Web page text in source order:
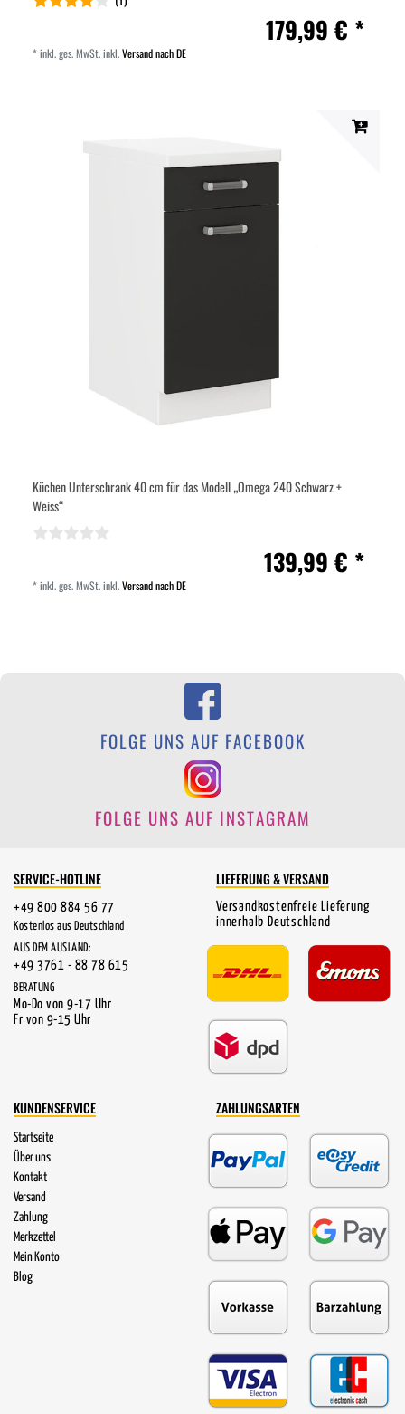
179,99 € *
*inkl. ges. MwSt.inkl.Versand nach DE
Küchen Unterschrank 40 cm für das Modell „Omega 240 Schwarz +
Weiss“
139,99 € *
*inkl. ges. MwSt.inkl.Versand nach DE
FOLGE UNS AUF FACEBOOK
FOLGE UNS AUF INSTAGRAM
SERVICE-HOTLINE
+49 800 884 56 77
Kostenlos aus Deutschland
AUS DEM AUSLAND:
+49 3761 - 88 78 615
BERATUNG
Mo-Do von 9-17 Uhr
Fr von 9-15 Uhr
LIEFERUNG & VERSAND
Versandkostenfreie Lieferung
innerhalb Deutschland
KUNDENSERVICE
Startseite
Über uns
Kontakt
Versand
Zahlung
Merkzettel
Mein Konto
Blog
ZAHLUNGSARTEN